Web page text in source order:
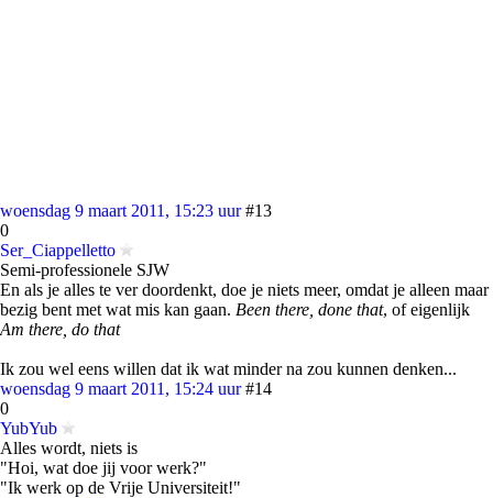
woensdag 9 maart 2011, 15:23 uur #13
0
Ser_Ciappelletto
Semi-professionele SJW
En als je alles te ver doordenkt, doe je niets meer, omdat je alleen maar
bezig bent met wat mis kan gaan. Been there, done that, of eigenlijk
Am there, do that
Ik zou wel eens willen dat ik wat minder na zou kunnen denken...
woensdag 9 maart 2011, 15:24 uur #14
0
YubYub
Alles wordt, niets is
"Hoi, wat doe jij voor werk?"
"Ik werk op de Vrije Universiteit!"